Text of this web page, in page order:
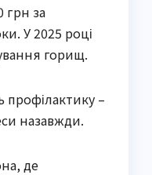
грн за
У 2025 році
горищ.
профілактику –
назавжди.
де